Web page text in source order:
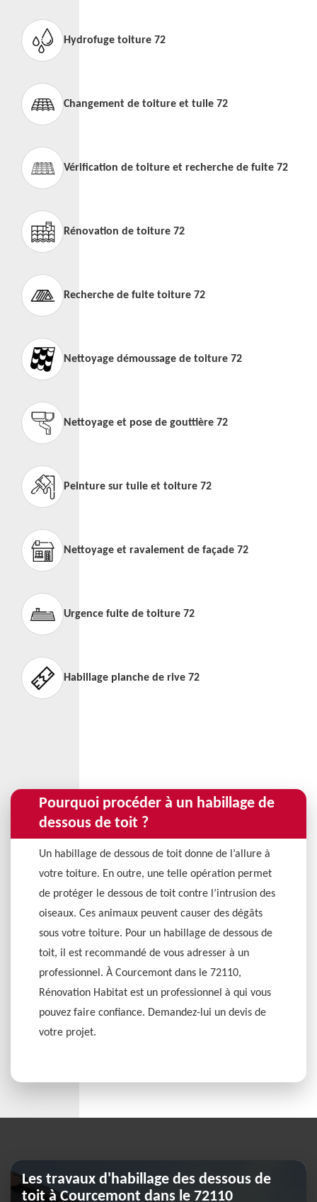
Hydrofuge toiture 72
Changement de toiture et tuile 72
Vérification de toiture et recherche de fuite 72
Rénovation de toiture 72
Recherche de fuite toiture 72
Nettoyage démoussage de toiture 72
Nettoyage et pose de gouttière 72
Peinture sur tuile et toiture 72
Nettoyage et ravalement de façade 72
Urgence fuite de toiture 72
Habillage planche de rive 72
Pourquoi procéder à un habillage de
dessous de toit ?
Un habillage de dessous de toit donne de l’allure à
votre toiture. En outre, une telle opération permet
de protéger le dessous de toit contre l’intrusion des
oiseaux. Ces animaux peuvent causer des dégâts
sous votre toiture. Pour un habillage de dessous de
toit, il est recommandé de vous adresser à un
professionnel. À Courcemont dans le 72110,
Rénovation Habitat est un professionnel à qui vous
pouvez faire confiance. Demandez-lui un devis de
votre projet.
Les travaux d'habillage des dessous de
toit à Courcemont dans le 72110